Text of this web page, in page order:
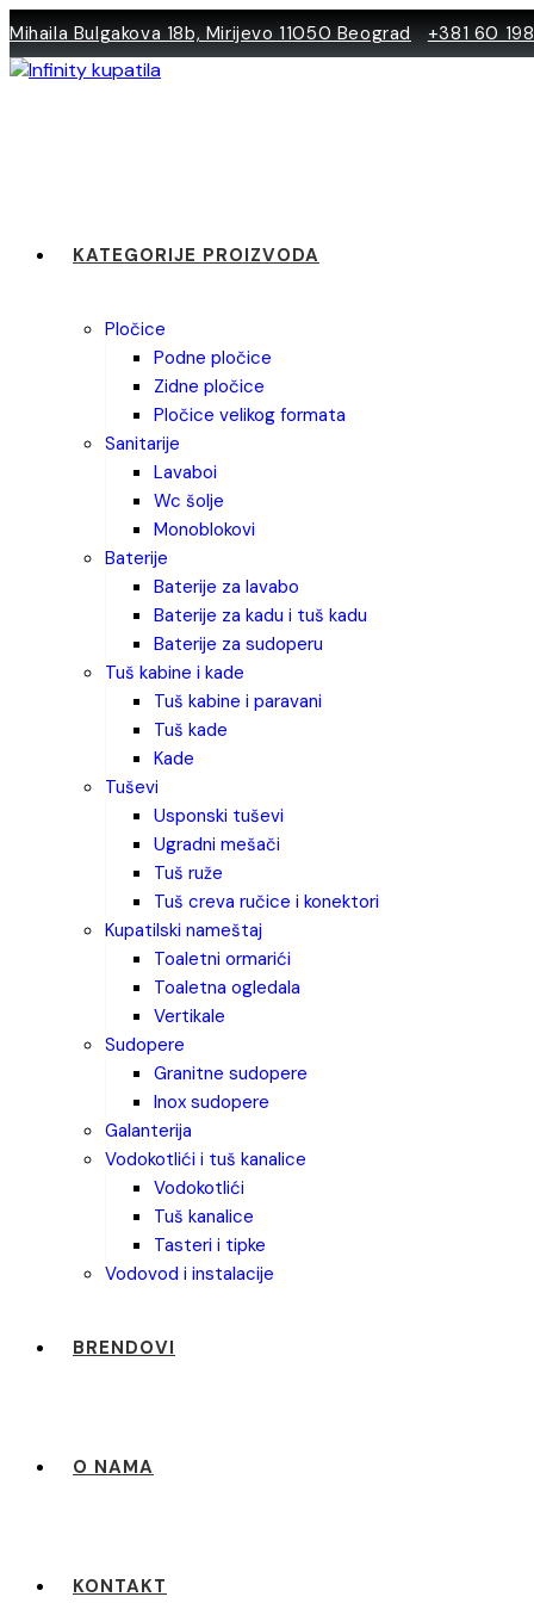
Skip
to
content
Mihaila Bulgakova 18b, Mirijevo 11050 Beograd +381 60
KATEGORIJE PROIZVODA
pločice
podne pločice
zidne pločice
pločice velikog formata
sanitarije
lavaboi
wc šolje
monoblokovi
baterije
baterije za lavabo
baterije za kadu i tuš kadu
baterije za sudoperu
tuš kabine i kade
tuš kabine i paravani
tuš kade
kade
tuševi
usponski tuševi
ugradni mešači
tuš ruže
tuš creva ručice i konektori
kupatilski nameštaj
toaletni ormarići
toaletna ogledala
vertikale
sudopere
granitne sudopere
inox sudopere
galanterija
vodokotlići i tuš kanalice
vodokotlići
tuš kanalice
tasteri i tipke
vodovod i instalacije
BRENDOVI
O NAMA
KONTAKT